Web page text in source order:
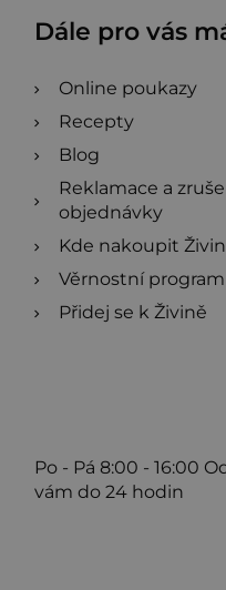
Dále pro vás
Online poukazy
Recepty
Blog
Reklamace a
objednávky
Kde nakoupit
Věrnostní program
Přidej se k Živině
Po - Pá 8:00 - 16:00
vám do 24 hodin